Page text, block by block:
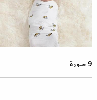
9 صورة